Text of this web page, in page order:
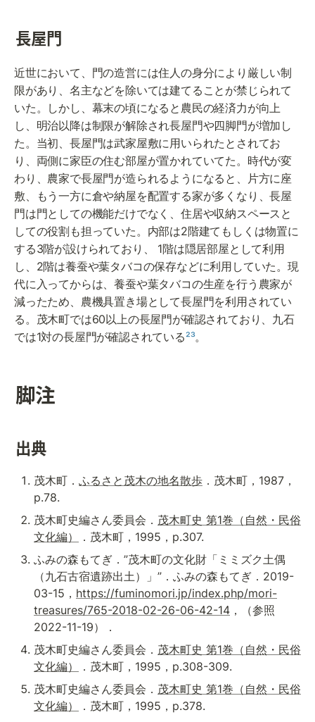
長屋門
近世において、門の造営には住人の身分により厳しい制
限があり、名主などを除いては建てることが禁じられて
いた。しかし、幕末の頃になると農民の経済力が向上
し、明治以降は制限が解除され長屋門や四脚門が増加し
た。当初、長屋門は武家屋敷に用いられたとされてお
り、両側に家臣の住む部屋が置かれていてた。時代が変
わり、農家で長屋門が造られるようになると、片方に座
敷、もう一方に倉や納屋を配置する家が多くなり、長屋
門は門としての機能だけでなく、住居や収納スペースと
しての役割も担っていた。内部は2階建てもしくは物置に
する3階が設けられており、 1階は隠居部屋として利用
し、2階は養蚕や葉タバコの保存などに利用していた。現
代に入ってからは、養蚕や葉タバコの生産を行う農家が
減ったため、農機具置き場として長屋門を利用されてい
る。茂木町では60以上の長屋門が確認されており、九石
では1対の長屋門が確認されている²³。
脚注
出典
茂木町． ふるさと茂木の地名散歩 ．茂木町，1987，
p.78.
茂木町史編さん委員会． 茂木町史 第1巻（自然・民俗
文化編）
．茂木町，1995，p.307.
ふみの森もてぎ．”茂木町の文化財「ミミズク土偶
（九石古宿遺跡出土）」”．ふみの森もてぎ．2019-
03-15， https://fuminomori.jp/index.php/mori-
treasures/765-2018-02-26-06-42-14 ，（参照
2022-11-19）．
茂木町史編さん委員会． 茂木町史 第1巻（自然・民俗
文化編）
．茂木町，1995，p.308-309.
茂木町史編さん委員会． 茂木町史 第1巻（自然・民俗
文化編）
．茂木町，1995，p.378.